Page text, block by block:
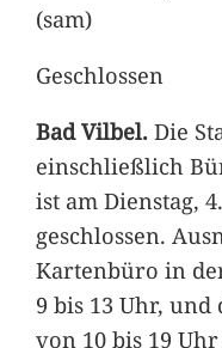
(sam)
Geschlossen
Bad Vilbel.Die
einschließlich
ist am Dienstag,
geschlossen.
Kartenbüro in
9 bis 13 Uhr,
von 10 bis 19